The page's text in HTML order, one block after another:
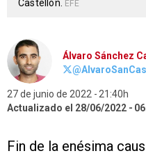
Castellón.
EFE
Álvaro Sánchez
@AlvaroSanCas
27 de junio de 2022
21:40h
Actualizado el 28/06/2022
Fin de la enésima